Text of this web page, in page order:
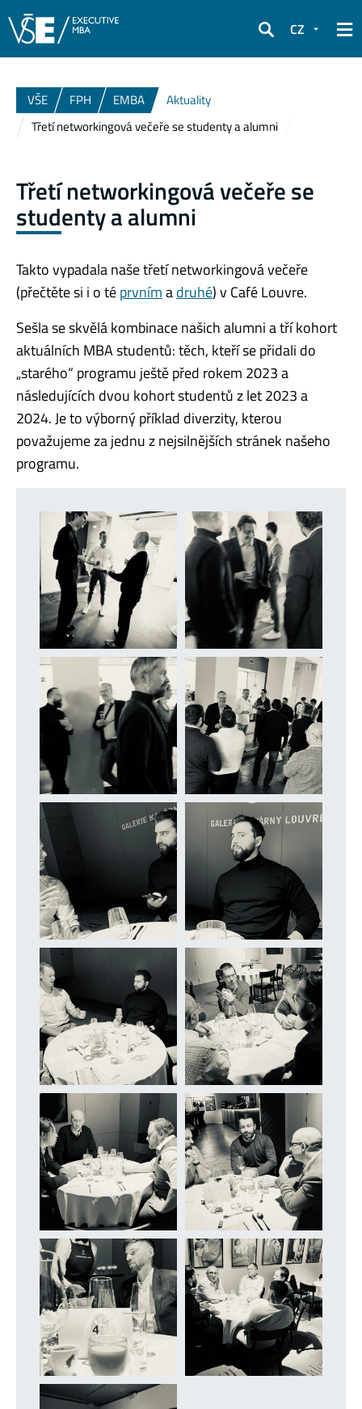
Hledat
CZ
VŠE FPH EMBA
Aktuality
Třetí networkingová večeře se studenty a alumni
Třetí networkingová večeře se
studenty a alumni
Takto vypadala naše třetí networkingová večeře
(přečtěte si i o téprvnímadruhé) v Café Louvre.
Sešla se skvělá kombinace našich alumni a tří kohort
aktuálních MBA studentů: těch, kteří se přidali do
„starého“ programu ještě před rokem 2023 a
následujících dvou kohort studentů z let 2023 a
2024. Je to výborný příklad diverzity, kterou
považujeme za jednu z nejsilnějších stránek našeho
programu.